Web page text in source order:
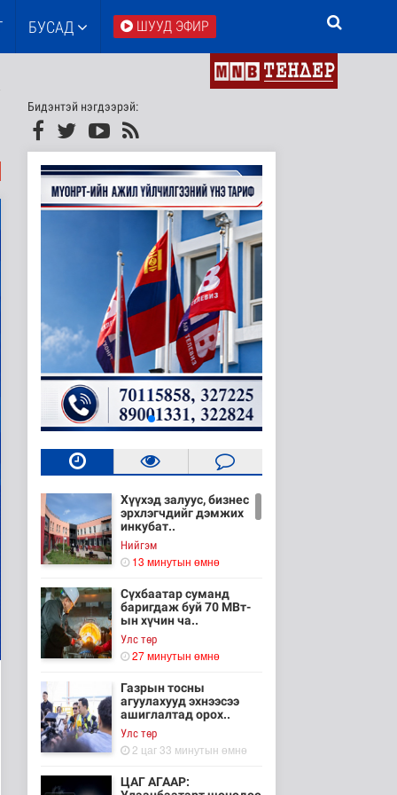
БУСАД ШУУД ЭФИР
Бидэнтэй нэгдээрэй:
Хүүхэд залуус, бизнес
эрхлэгчдийг дэмжих
инкубат..
Нийгэм
13 минутын өмнө
Сүхбаатар суманд
баригдаж буй 70 МВт-
ын хүчин ча..
Улс төр
27 минутын өмнө
Газрын тосны
агуулахууд эхнээсээ
ашиглалтад орох..
Улс төр
2 цаг 33 минутын өмнө
ЦАГ АГААР: